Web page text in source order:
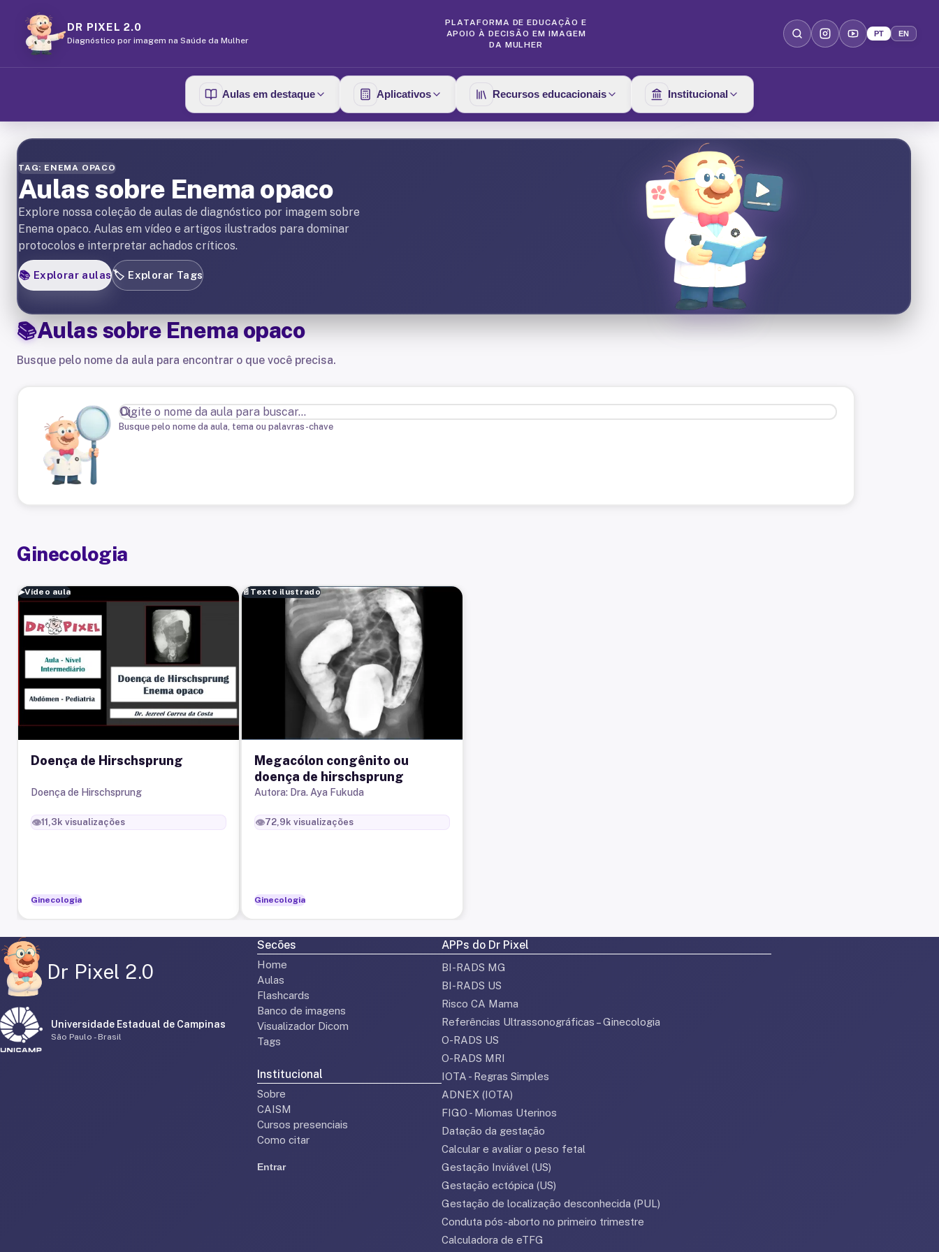
DR PIXEL 2.0
Diagnóstico por imagem na Saúde da Mulher
PLATAFORMA DE EDUCAÇÃO E
APOIO À DECISÃO EM IMAGEM
DA MULHER
PT EN
Aulas em destaque Aplicativos Recursos educacionais Institucional
TAG: ENEMA OPACO
Aulas sobre Enema opaco
Explore nossa coleção de aulas de diagnóstico por imagem sobre
Enema opaco. Aulas em vídeo e artigos ilustrados para dominar
protocolos e interpretar achados críticos.
📚 Explorar aulas🏷️ Explorar Tags
Aulas sobreEnema opaco
Busque pelo nome da aula para encontrar o que você precisa.
Busque pelo nome da aula, tema ou palavras-chave
Ginecologia
▶Vídeo aula
Doença de Hirschsprung
Doença de Hirschsprung
👁️11,3k visualizações
Ginecologia
📄 Texto ilustrado
Megacólon congênito ou
doença de hirschsprung
Autora: Dra. Aya Fukuda
👁️72,9k visualizações
Ginecologia
Dr Pixel 2.0
Universidade Estadual de Campinas
São Paulo - Brasil
Secões
Home
Aulas
Flashcards
Banco de imagens
Visualizador Dicom
Tags
Institucional
Sobre
CAISM
Cursos presenciais
Como citar
Entrar
APPs do Dr Pixel
BI-RADS MG
BI-RADS US
Risco CA Mama
Referências Ultrassonográficas – Ginecologia
O-RADS US
O-RADS MRI
IOTA - Regras Simples
ADNEX (IOTA)
FIGO - Miomas Uterinos
Datação da gestação
Calcular e avaliar o peso fetal
Gestação Inviável (US)
Gestação ectópica (US)
Gestação de localização desconhecida (PUL)
Conduta pós-aborto no primeiro trimestre
Calculadora de eTFG